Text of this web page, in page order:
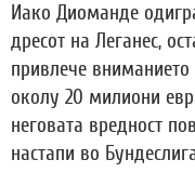
Иако Диоманде
дресот на Леганес,
привлече вниманието
околу 20 милиони
неговата вредност
настапи во